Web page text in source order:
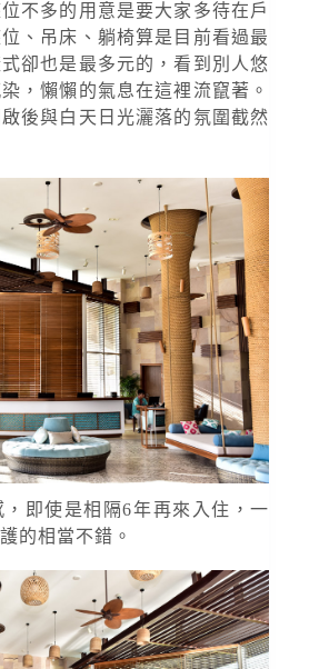
不多的用意是要大家多待在戶
、吊床、躺椅算是目前看過最
卻也是最多元的，看到別人悠
，懶懶的氣息在這裡流竄著。
後與白天日光灑落的氛圍截然
即使是相隔6年再來入住，一
的相當不錯。